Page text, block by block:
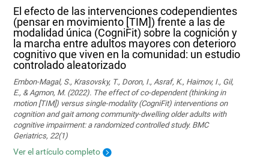
El efecto de las intervenciones codependientes
(pensar en movimiento [TIM]) frente a las de
modalidad única (CogniFit) sobre la cognición y
la marcha entre adultos mayores con deterioro
cognitivo que viven en la comunidad: un estudio
controlado aleatorizado
Embon-Magal, S., Krasovsky, T., Doron, I., Asraf, K., Haimov, I., Gil,
E., & Agmon, M. (2022). The effect of co-dependent (thinking in
motion [TIM]) versus single-modality (CogniFit) interventions on
cognition and gait among community-dwelling older adults with
cognitive impairment: a randomized controlled study. BMC
Geriatrics, 22(1)
Ver el artículo completo